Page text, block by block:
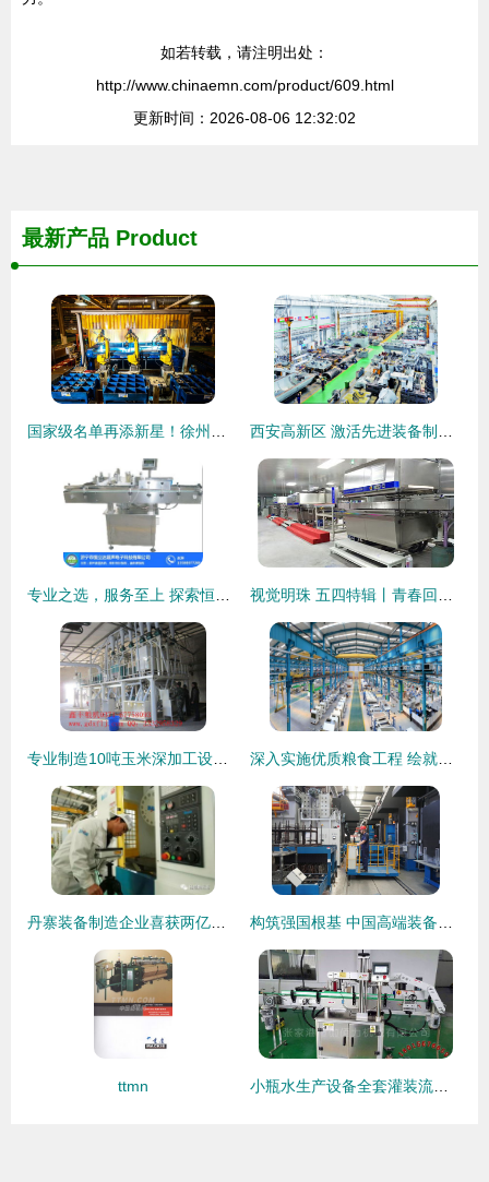
如若转载，请注明出处：
http://www.chinaemn.com/product/609.html
更新时间：2026-08-06 12:32:02
最新产品 Product
ttmn